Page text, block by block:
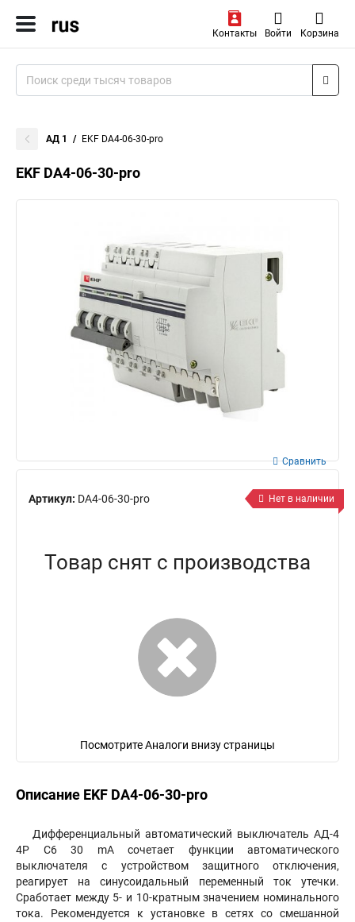
Контакты Войти Корзина
АД 1 EKF DA4-06-30-pro
EKF DA4-06-30-pro
Артикул: DA4-06-30-pro
Сравнить
Нет в наличии
Товар снят с производства
Посмотрите Аналоги внизу страницы
Описание EKF DA4-06-30-pro
Дифференциальный автоматический выключатель АД-4
4P C6 30 mA сочетает функции автоматического
выключателя с устройством защитного отключения,
реагирует на синусоидальный переменный ток утечки.
Сработает между 5- и 10-кратным значением номинального
тока. Рекомендуется к установке в сетях со смешанной